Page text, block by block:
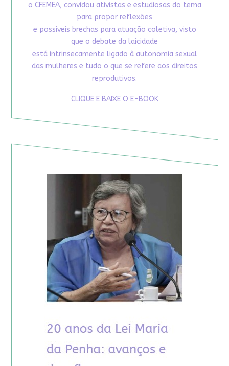
o CFEMEA, convidou ativistas e estudiosas do tema
para propor reflexões
e possíveis brechas para atuação coletiva, visto
que o debate da laicidade
está intrinsecamente ligado à autonomia sexual
das mulheres e tudo o que se refere aos direitos
reprodutivos.
CLIQUE E BAIXE O E-BOOK